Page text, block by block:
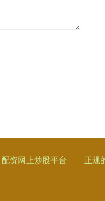
配资网上炒股平台 正规